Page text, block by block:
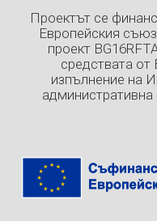
Проектът се
Европейския
проект
средствата от
изпълнение на